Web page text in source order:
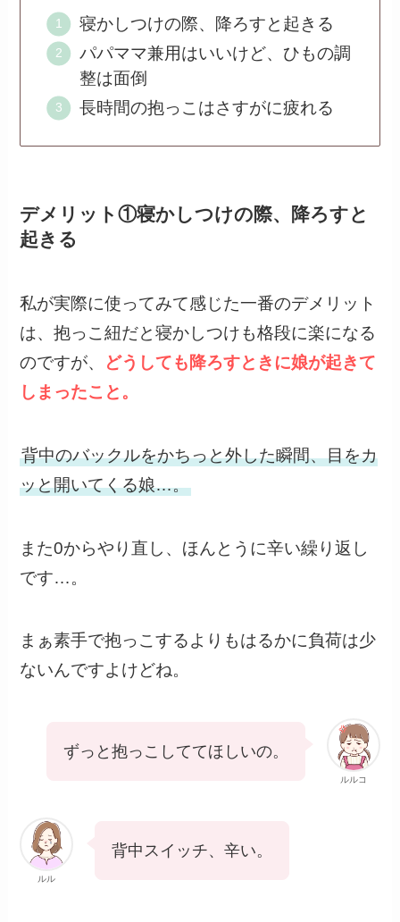
寝かしつけの際、降ろすと起きる
パパママ兼用はいいけど、ひもの調
整は面倒
長時間の抱っこはさすがに疲れる
デメリット①寝かしつけの際、降ろすと
起きる
私が実際に使ってみて感じた一番のデメリット
は、抱っこ紐だと寝かしつけも格段に楽になる
のですが、
どうしても降ろすときに娘が起きて
しまったこと。
背中のバックルをかちっと外した瞬間、目をカ
ッと開いてくる娘…。
また0からやり直し、ほんとうに辛い繰り返し
です…。
まぁ素手で抱っこするよりもはるかに負荷は少
ないんですよけどね。
ルルコ
ずっと抱っこしててほしいの。
ルル
背中スイッチ、辛い。